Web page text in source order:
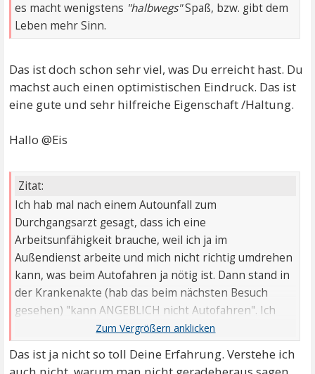
es macht wenigstens "halbwegs"Spaß, bzw. gibt dem
Leben mehr Sinn.
Das ist doch schon sehr viel, was Du erreicht hast. Du
machst auch einen optimistischen Eindruck. Das ist
eine gute und sehr hilfreiche Eigenschaft /Haltung.
Hallo @Eis
Zitat:
Ich hab mal nach einem Autounfall zum
Durchgangsarzt gesagt, dass ich eine
Arbeitsunfähigkeit brauche, weil ich ja im
Außendienst arbeite und mich nicht richtig umdrehen
kann, was beim Autofahren ja nötig ist. Dann stand in
der Krankenakte (hab das beim nächsten Besuch
gesehen) "kann ANGEBLICH nicht Autofahren". Ich
hab das einem befreundeten Arzt erzählt, weil ich
mich fürchterlich über diese Unterstellung geärgert
hab, bin halt mehr der Pragmatiker als der Jammerer,
Das ist ja nicht so toll Deine Erfahrung. Verstehe ich